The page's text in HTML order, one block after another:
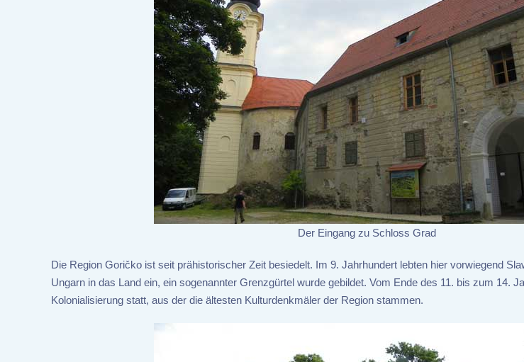
Der Eingang zu Schloss Grad
Die Region Goričko ist seit prähistorischer Zeit besiedelt. Im 9. Jahrhundert lebten hier vorwiegend
Ungarn in das Land ein, ein sogenannter Grenzgürtel wurde gebildet. Vom Ende des 11. bis zum 14.
Kolonialisierung statt, aus der die ältesten Kulturdenkmäler der Region stammen.